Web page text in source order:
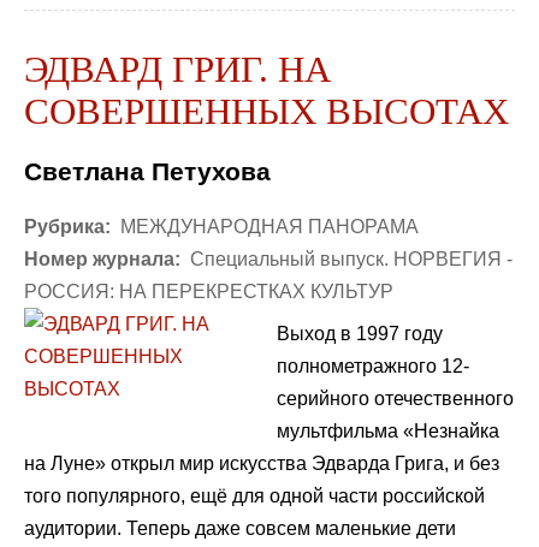
ЭДВАРД ГРИГ. НА
СОВЕРШЕННЫХ ВЫСОТАХ
Светлана Петухова
Рубрика:
МЕЖДУНАРОДНАЯ ПАНОРАМА
Номер журнала: Специальный выпуск. НОРВЕГИЯ -
РОССИЯ: НА ПЕРЕКРЕСТКАХ КУЛЬТУР
Выход в 1997 году
полнометражного 12-
серийного отечественного
мультфильма «Незнайка
на Луне» открыл мир искусства Эдварда Грига, и без
того популярного, ещё для одной части российской
аудитории. Теперь даже совсем маленькие дети